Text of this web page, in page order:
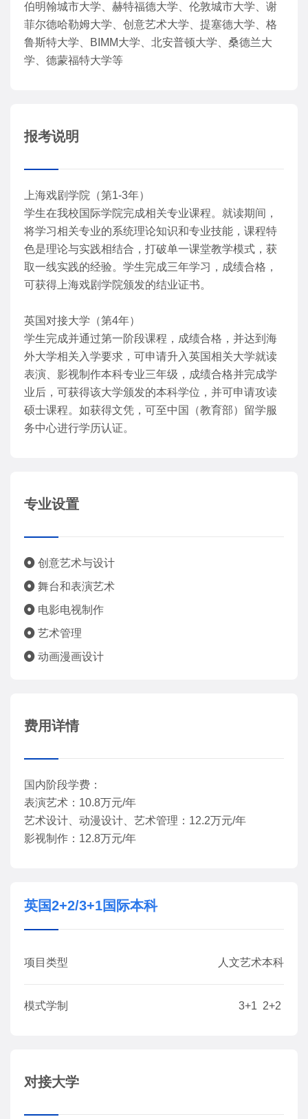
伯明翰城市大学、赫特福德大学、伦敦城市大学、谢
菲尔德哈勒姆大学、创意艺术大学、提塞德大学、格
鲁斯特大学、BIMM大学、北安普顿大学、桑德兰大
学、德蒙福特大学等
报考说明
上海戏剧学院（第1-3年）
学生在我校国际学院完成相关专业课程。就读期间，
将学习相关专业的系统理论知识和专业技能，课程特
色是理论与实践相结合，打破单一课堂教学模式，获
取一线实践的经验。学生完成三年学习，成绩合格，
可获得上海戏剧学院颁发的结业证书。
英国对接大学（第4年）
学生完成并通过第一阶段课程，成绩合格，并达到海
外大学相关入学要求，可申请升入英国相关大学就读
表演、影视制作本科专业三年级，成绩合格并完成学
业后，可获得该大学颁发的本科学位，并可申请攻读
硕士课程。如获得文凭，可至中国（教育部）留学服
务中心进行学历认证。
专业设置
创意艺术与设计
舞台和表演艺术
电影电视制作
艺术管理
动画漫画设计
费用详情
国内阶段学费：
表演艺术：10.8万元/年
艺术设计、动漫设计、艺术管理：12.2万元/年
影视制作：12.8万元/年
英国2+2/3+1国际本科
项目类型 人文艺术本科
模式学制 3+1 2+2
对接大学